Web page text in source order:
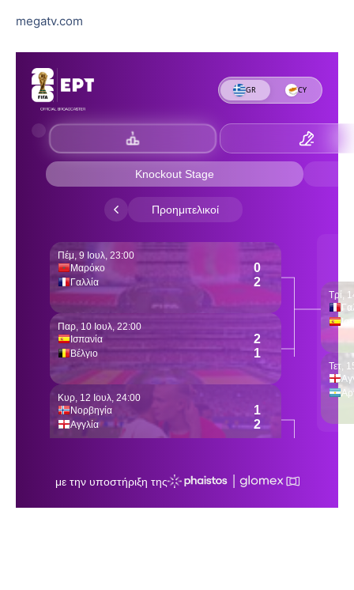
megatv.com